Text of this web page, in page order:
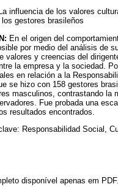
La influencia de los valores
gestores brasileños
En el origen del
por medio del análisis de
valores y creencias del
la empresa y la sociedad.
en relación a la
se hizo con 158 gestores
masculinos, contrastando la
Fue probada una
resultados encontrados.
Responsabilidad Social,
disponível apenas em PDF.